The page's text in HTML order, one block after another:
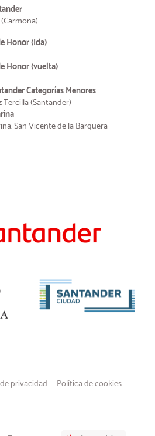
Honor (Ida)
Honor (vuelta)
Categorías Menores
(Santander)
San Vicente de la Barquera
privacidad Política de cookies